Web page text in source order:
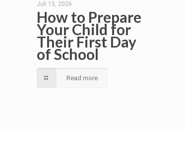
Juli 15, 2026
How to Prepare
Your Child for
Their First Day
of School
Read more